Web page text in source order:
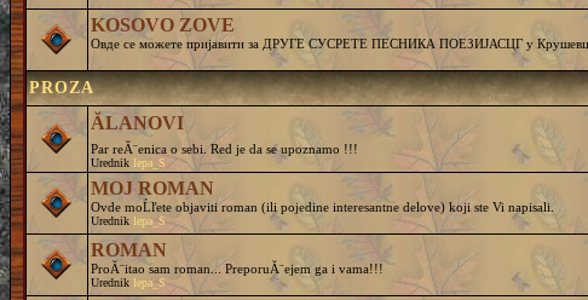
KOSOVO ZOVE
Овде се можете пријавити за ДРУГЕ СУСРЕТЕ ПЕСНИКА ПОЕЗИЈАСЦГ у Крушевцу.
PROZA
ĂLANOVI
Par reĂ¨enica o sebi. Red je da se upoznamo !!!
Urednik lepa_S
MOJ ROMAN
Ovde moĹľete objaviti roman (ili pojedine interesantne delove) koji ste Vi napisali.
Urednik lepa_S
ROMAN
ProĂ¨itao sam roman... PreporuĂ¨ejem ga i vama!!!
Urednik lepa_S